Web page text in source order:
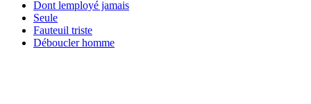
Dont lemployé jamais
Seule
Fauteuil triste
Déboucler homme